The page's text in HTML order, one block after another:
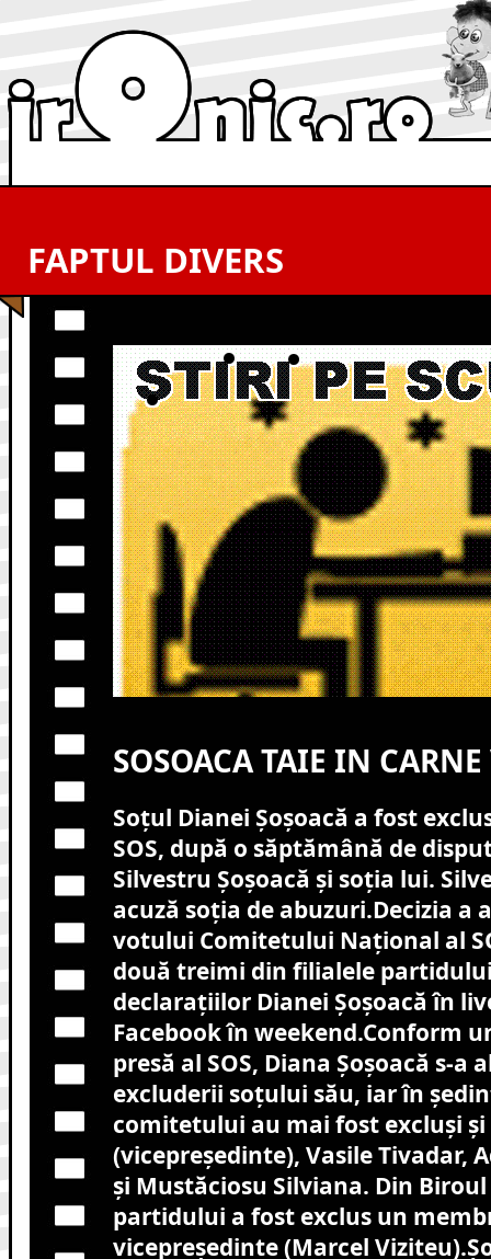
FAPTUL DIVERS
SOSOACA TAIE IN
Soțul Dianei Șoșoacă a fost
SOS, după o săptămână de
Silvestru Șoșoacă și soția lui.
acuză soția de abuzuri.Decizia a
votului Comitetului Național al
două treimi din filialele
declarațiilor Dianei Șoșoacă în
Facebook în weekend.Conform
presă al SOS, Diana Șoșoacă s-
excluderii soțului său, iar în
comitetului au mai fost excluși și
(vicepreședinte), Vasile Tivadar,
și Mustăciosu Silviana. Din
partidului a fost exclus un
vicepreședinte (Marcel